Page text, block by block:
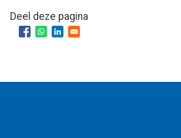
Deel deze pagina